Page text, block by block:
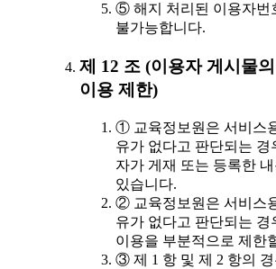
⑤ 해지 처리된 이용자번
불가능합니다.
제 12 조 (이용자 게시물
이용 제한)
① 교육정보원은 서비스
유가 없다고 판단되는 경
자가 게재 또는 등록한
있습니다.
② 교육정보원은 서비스
유가 없다고 판단되는 경
이용을 부분적으로 제한
③ 제 1 항 및 제 2 항의